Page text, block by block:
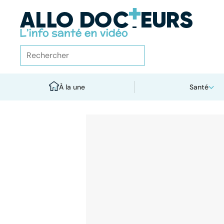
À la une Santé